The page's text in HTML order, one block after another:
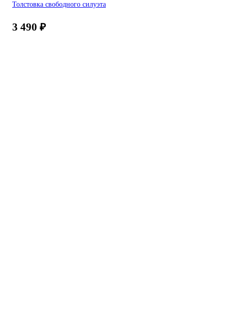
Толстовка свободного силуэта
3 490 ₽